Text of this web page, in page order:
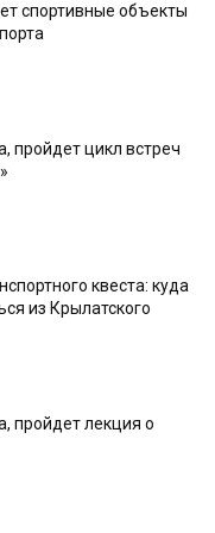
спортивные объекты
пройдет цикл встреч
квеста: куда
из Крылатского
пройдет лекция о